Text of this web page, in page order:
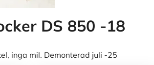
DS 850 -18
inga mil. Demonterad juli -25